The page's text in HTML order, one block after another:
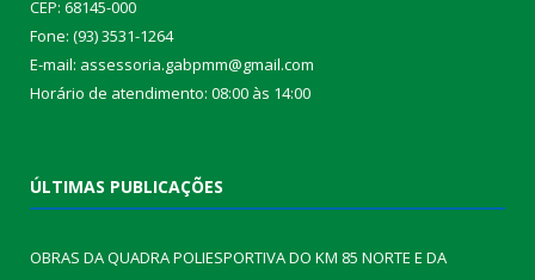
CEP: 68145-000
Fone: (93) 3531-1264
E-mail: assessoria.gabpmm@gmail.com
Horário de atendimento: 08:00 às 14:00
ÚLTIMAS PUBLICAÇÕES
OBRAS DA QUADRA POLIESPORTIVA DO KM 85 NORTE E DA